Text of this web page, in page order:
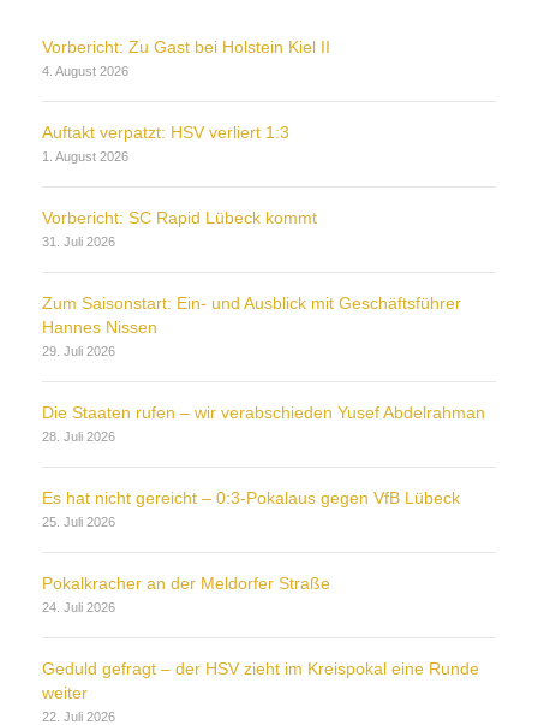
Vorbericht: Zu Gast bei Holstein Kiel II
4. August 2026
Auftakt verpatzt: HSV verliert 1:3
1. August 2026
Vorbericht: SC Rapid Lübeck kommt
31. Juli 2026
Zum Saisonstart: Ein- und Ausblick mit Geschäftsführer
Hannes Nissen
29. Juli 2026
Die Staaten rufen – wir verabschieden Yusef Abdelrahman
28. Juli 2026
Es hat nicht gereicht – 0:3-Pokalaus gegen VfB Lübeck
25. Juli 2026
Pokalkracher an der Meldorfer Straße
24. Juli 2026
Geduld gefragt – der HSV zieht im Kreispokal eine Runde
weiter
22. Juli 2026